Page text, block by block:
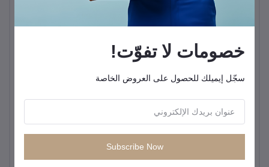
KWD10.99
كشاف Porodo Lifestyle
Birch 190 LED
خصومات لا تفوّت!
سجّل إيميلك للحصول على العروض الخاصة
Subscribe Now